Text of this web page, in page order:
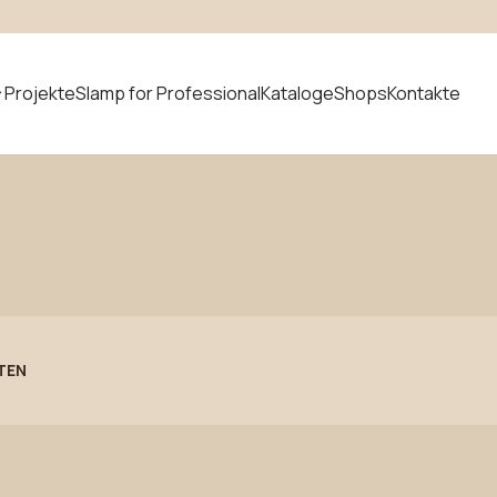
ProjekteSlamp for ProfessionalKatalogeShopsKontakte